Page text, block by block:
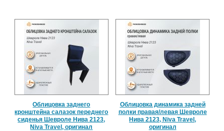
Облицовка заднего
кронштейна салазок переднего
сиденья Шевроле Нива 2123,
Niva Travel, оригинал
Облицовка динамика задней
полки правая/левая Шевроле
Нива 2123, Niva Travel,
оригинал